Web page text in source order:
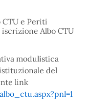
e Periti
Albo CTU
modulistica
del
link